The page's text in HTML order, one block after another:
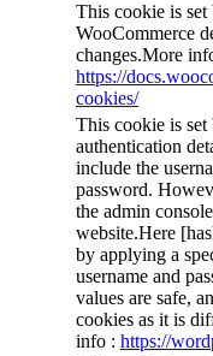
This cookie is set
WooCommerce
changes.More
https://
cookies/
This cookie is set
authentication
include the
password.
the admin
website.Here
by applying a
username and
values are safe,
cookies as it is
info : https://